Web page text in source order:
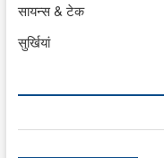
सायन्स & टेक
सुर्खियां